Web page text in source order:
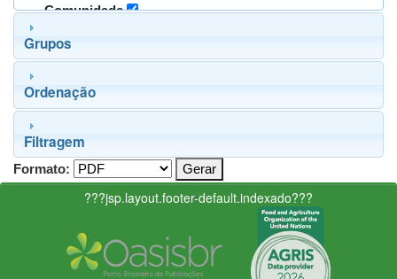
Comunidade
Grupos
Ordenação
Filtragem
Formato:
???jsp.layout.footer-default.indexado???